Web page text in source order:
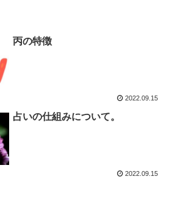
丙の特徴
2022.09.15
占いの仕組みについて。
2022.09.15